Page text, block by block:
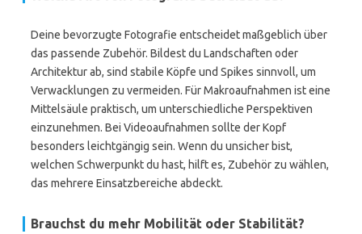
Deine bevorzugte Fotografie entscheidet maßgeblich über
das passende Zubehör. Bildest du Landschaften oder
Architektur ab, sind stabile Köpfe und Spikes sinnvoll, um
Verwacklungen zu vermeiden. Für Makroaufnahmen ist eine
Mittelsäule praktisch, um unterschiedliche Perspektiven
einzunehmen. Bei Videoaufnahmen sollte der Kopf
besonders leichtgängig sein. Wenn du unsicher bist,
welchen Schwerpunkt du hast, hilft es, Zubehör zu wählen,
das mehrere Einsatzbereiche abdeckt.
Brauchst du mehr Mobilität oder Stabilität?